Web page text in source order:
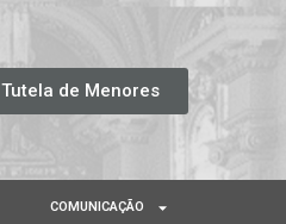
Tutela de Menores
COMUNICAÇÃO